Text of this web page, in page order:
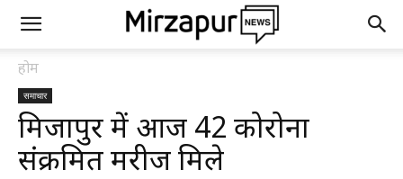
होम
समाचार
मिर्जापुर में आज 42 कोरोना
संक्रमित मरीज मिले